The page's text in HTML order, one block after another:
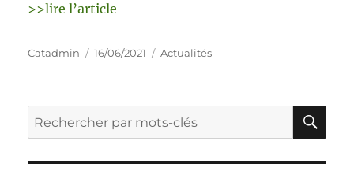
>>lire l’article
Catadmin 16/06/2021 Actualités